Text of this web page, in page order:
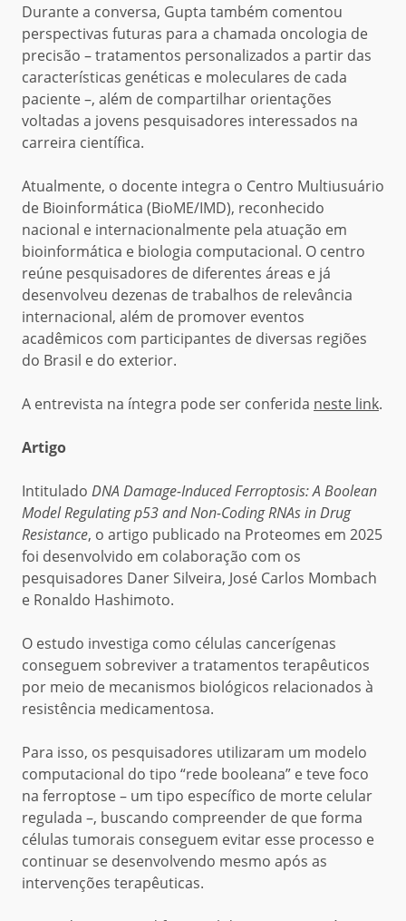
Durante a conversa, Gupta também comentou
perspectivas futuras para a chamada oncologia de
precisão – tratamentos personalizados a partir das
características genéticas e moleculares de cada
paciente –, além de compartilhar orientações
voltadas a jovens pesquisadores interessados na
carreira científica.
Atualmente, o docente integra o Centro Multiusuário
de Bioinformática (BioME/IMD), reconhecido
nacional e internacionalmente pela atuação em
bioinformática e biologia computacional. O centro
reúne pesquisadores de diferentes áreas e já
desenvolveu dezenas de trabalhos de relevância
internacional, além de promover eventos
acadêmicos com participantes de diversas regiões
do Brasil e do exterior.
A entrevista na íntegra pode ser conferida neste link.
Artigo
Intitulado DNA Damage-Induced Ferroptosis: A Boolean
Model Regulating p53 and Non-Coding RNAs in Drug
Resistance, o artigo publicado na Proteomes em 2025
foi desenvolvido em colaboração com os
pesquisadores Daner Silveira, José Carlos Mombach
e Ronaldo Hashimoto.
O estudo investiga como células cancerígenas
conseguem sobreviver a tratamentos terapêuticos
por meio de mecanismos biológicos relacionados à
resistência medicamentosa.
Para isso, os pesquisadores utilizaram um modelo
computacional do tipo “rede booleana” e teve foco
na ferroptose – um tipo específico de morte celular
regulada –, buscando compreender de que forma
células tumorais conseguem evitar esse processo e
continuar se desenvolvendo mesmo após as
intervenções terapêuticas.